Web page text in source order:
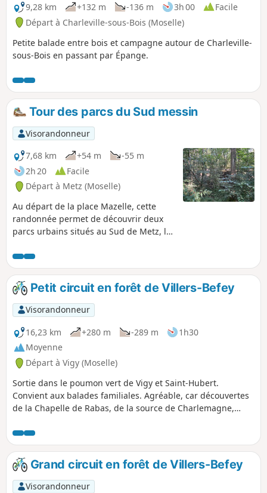
9,28 km
+132 m -136 m 3h 00
Facile
Départ à Charleville-sous-Bois (Moselle)
Petite balade entre bois et campagne autour de Charleville-
sous-Bois en passant par Épange.
Tour des parcs du Sud messin
Visorandonneur
7,68 km
+54 m
-55 m
2h 20
Facile
Départ à Metz (Moselle)
Au départ de la place Mazelle, cette
randonnée permet de découvrir deux
parcs urbains situés au Sud de Metz, le
du Loup. Vous pourrez, également,
profiter des allées des Jardins Jean-
Marie Pelt - Parc de la Seille.
Petit circuit en forêt de Villers-Befey
Visorandonneur
16,23 km
+280 m -289 m
1h30
Moyenne
Départ à Vigy (Moselle)
Sortie dans le poumon vert de Vigy et Saint-Hubert.
Convient aux balades familiales. Agréable, car découvertes
de la Chapelle de Rabas, de la source de Charlemagne,
Attention : circuit difficile en cas de pluies, car très boueux.
Grand circuit en forêt de Villers-Befey
Visorandonneur